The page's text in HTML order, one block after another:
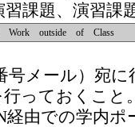
課題、演習課
Work outside of Class
号メール）宛
っておくこと
経由での学内